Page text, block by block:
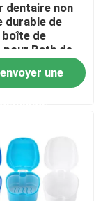
le miroir
dentaire non
durable de
boîte de
Bath de
Fasle
envoyer une